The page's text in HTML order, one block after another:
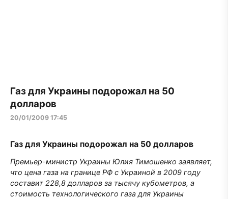
Газ для Украины подорожал на 50
долларов
20/01/2009 17:45
Газ для Украины подорожал на 50 долларов
Премьер-министр Украины Юлия Тимошенко заявляет,
что цена газа на границе РФ с Украиной в 2009 году
составит 228,8 долларов за тысячу кубометров, а
стоимость технологического газа для Украины